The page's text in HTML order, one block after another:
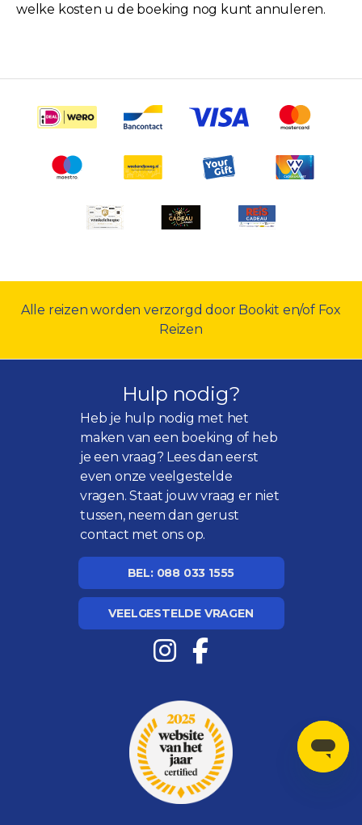
welke kosten u de boeking nog kunt annuleren.
Alle reizen worden verzorgd door Bookit en/of Fox
Reizen
Hulp nodig?
Heb je hulp nodig met het
maken van een boeking of heb
je een vraag? Lees dan eerst
even onzeveelgestelde
vragen. Staat jouw vraag er niet
tussen, neem dan gerust
contact met ons op.
BEL: 088 033 1555
VEELGESTELDE VRAGEN